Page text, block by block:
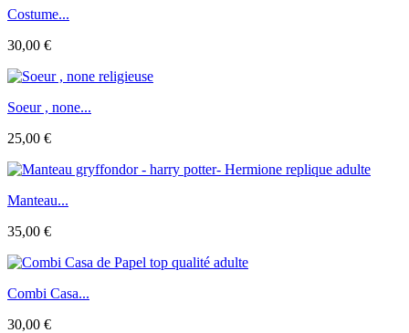
Costume...
30,00 €
Soeur , none...
25,00 €
Manteau...
35,00 €
Combi Casa...
30,00 €